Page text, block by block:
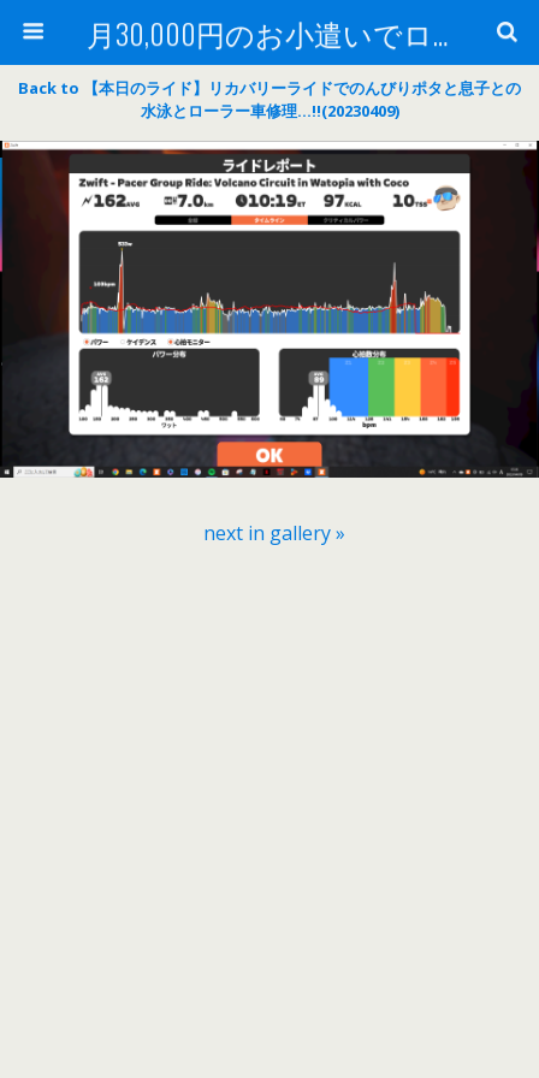
月30,000円のお小遣いでロードバイク
Back to 【本日のライド】リカバリーライドでのんびりポタと息子との
水泳とローラー車修理…‼(20230409)
next in gallery »